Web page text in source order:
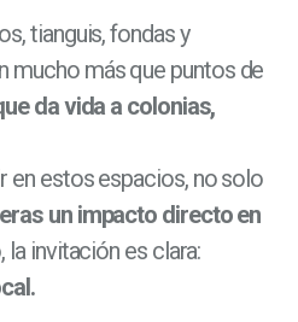
tianguis, fondas y
mucho más que puntos de
da vida a colonias,
en estos espacios, no solo
un impacto directo en
invitación es clara: